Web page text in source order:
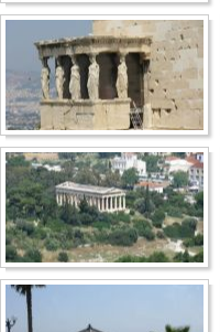
Ривьера
Балчик
Бургас
Банско
Пампорово
Боровец